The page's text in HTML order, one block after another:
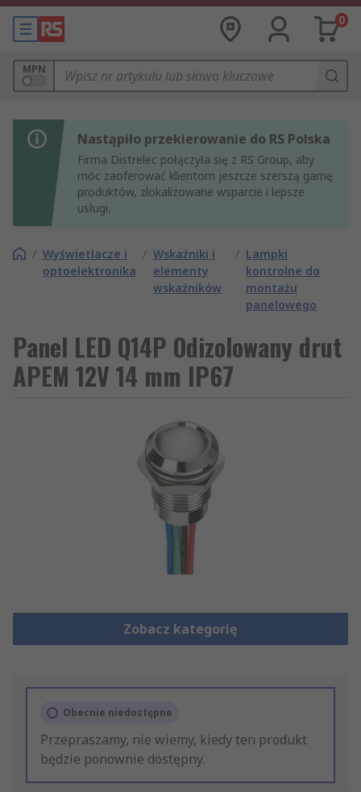
0
MPN
Nastąpiło przekierowanie do RS Polska
Firma Distrelec połączyła się z RS Group, aby
móc zaoferować klientom jeszcze szerszą gamę
produktów, zlokalizowane wsparcie i lepsze
usługi.
/ Wyświetlacze i
optoelektronika
/ Wskaźniki i
elementy
wskaźników
/ Lampki
kontrolne do
montażu
panelowego
Panel LED Q14P Odizolowany drut
APEM 12V 14 mm IP67
Zobacz kategorię
Obecnie niedostępne
Przepraszamy, nie wiemy, kiedy ten produkt
będzie ponownie dostępny.